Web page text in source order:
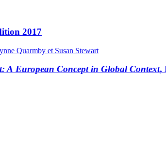
2017
Quarmby et Susan Stewart
A European Concept in Global Context,